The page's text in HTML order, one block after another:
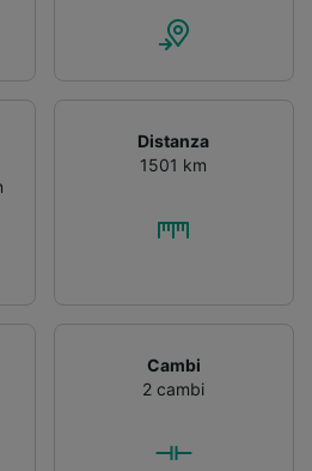
Distanza
1501 km
Cambi
2 cambi